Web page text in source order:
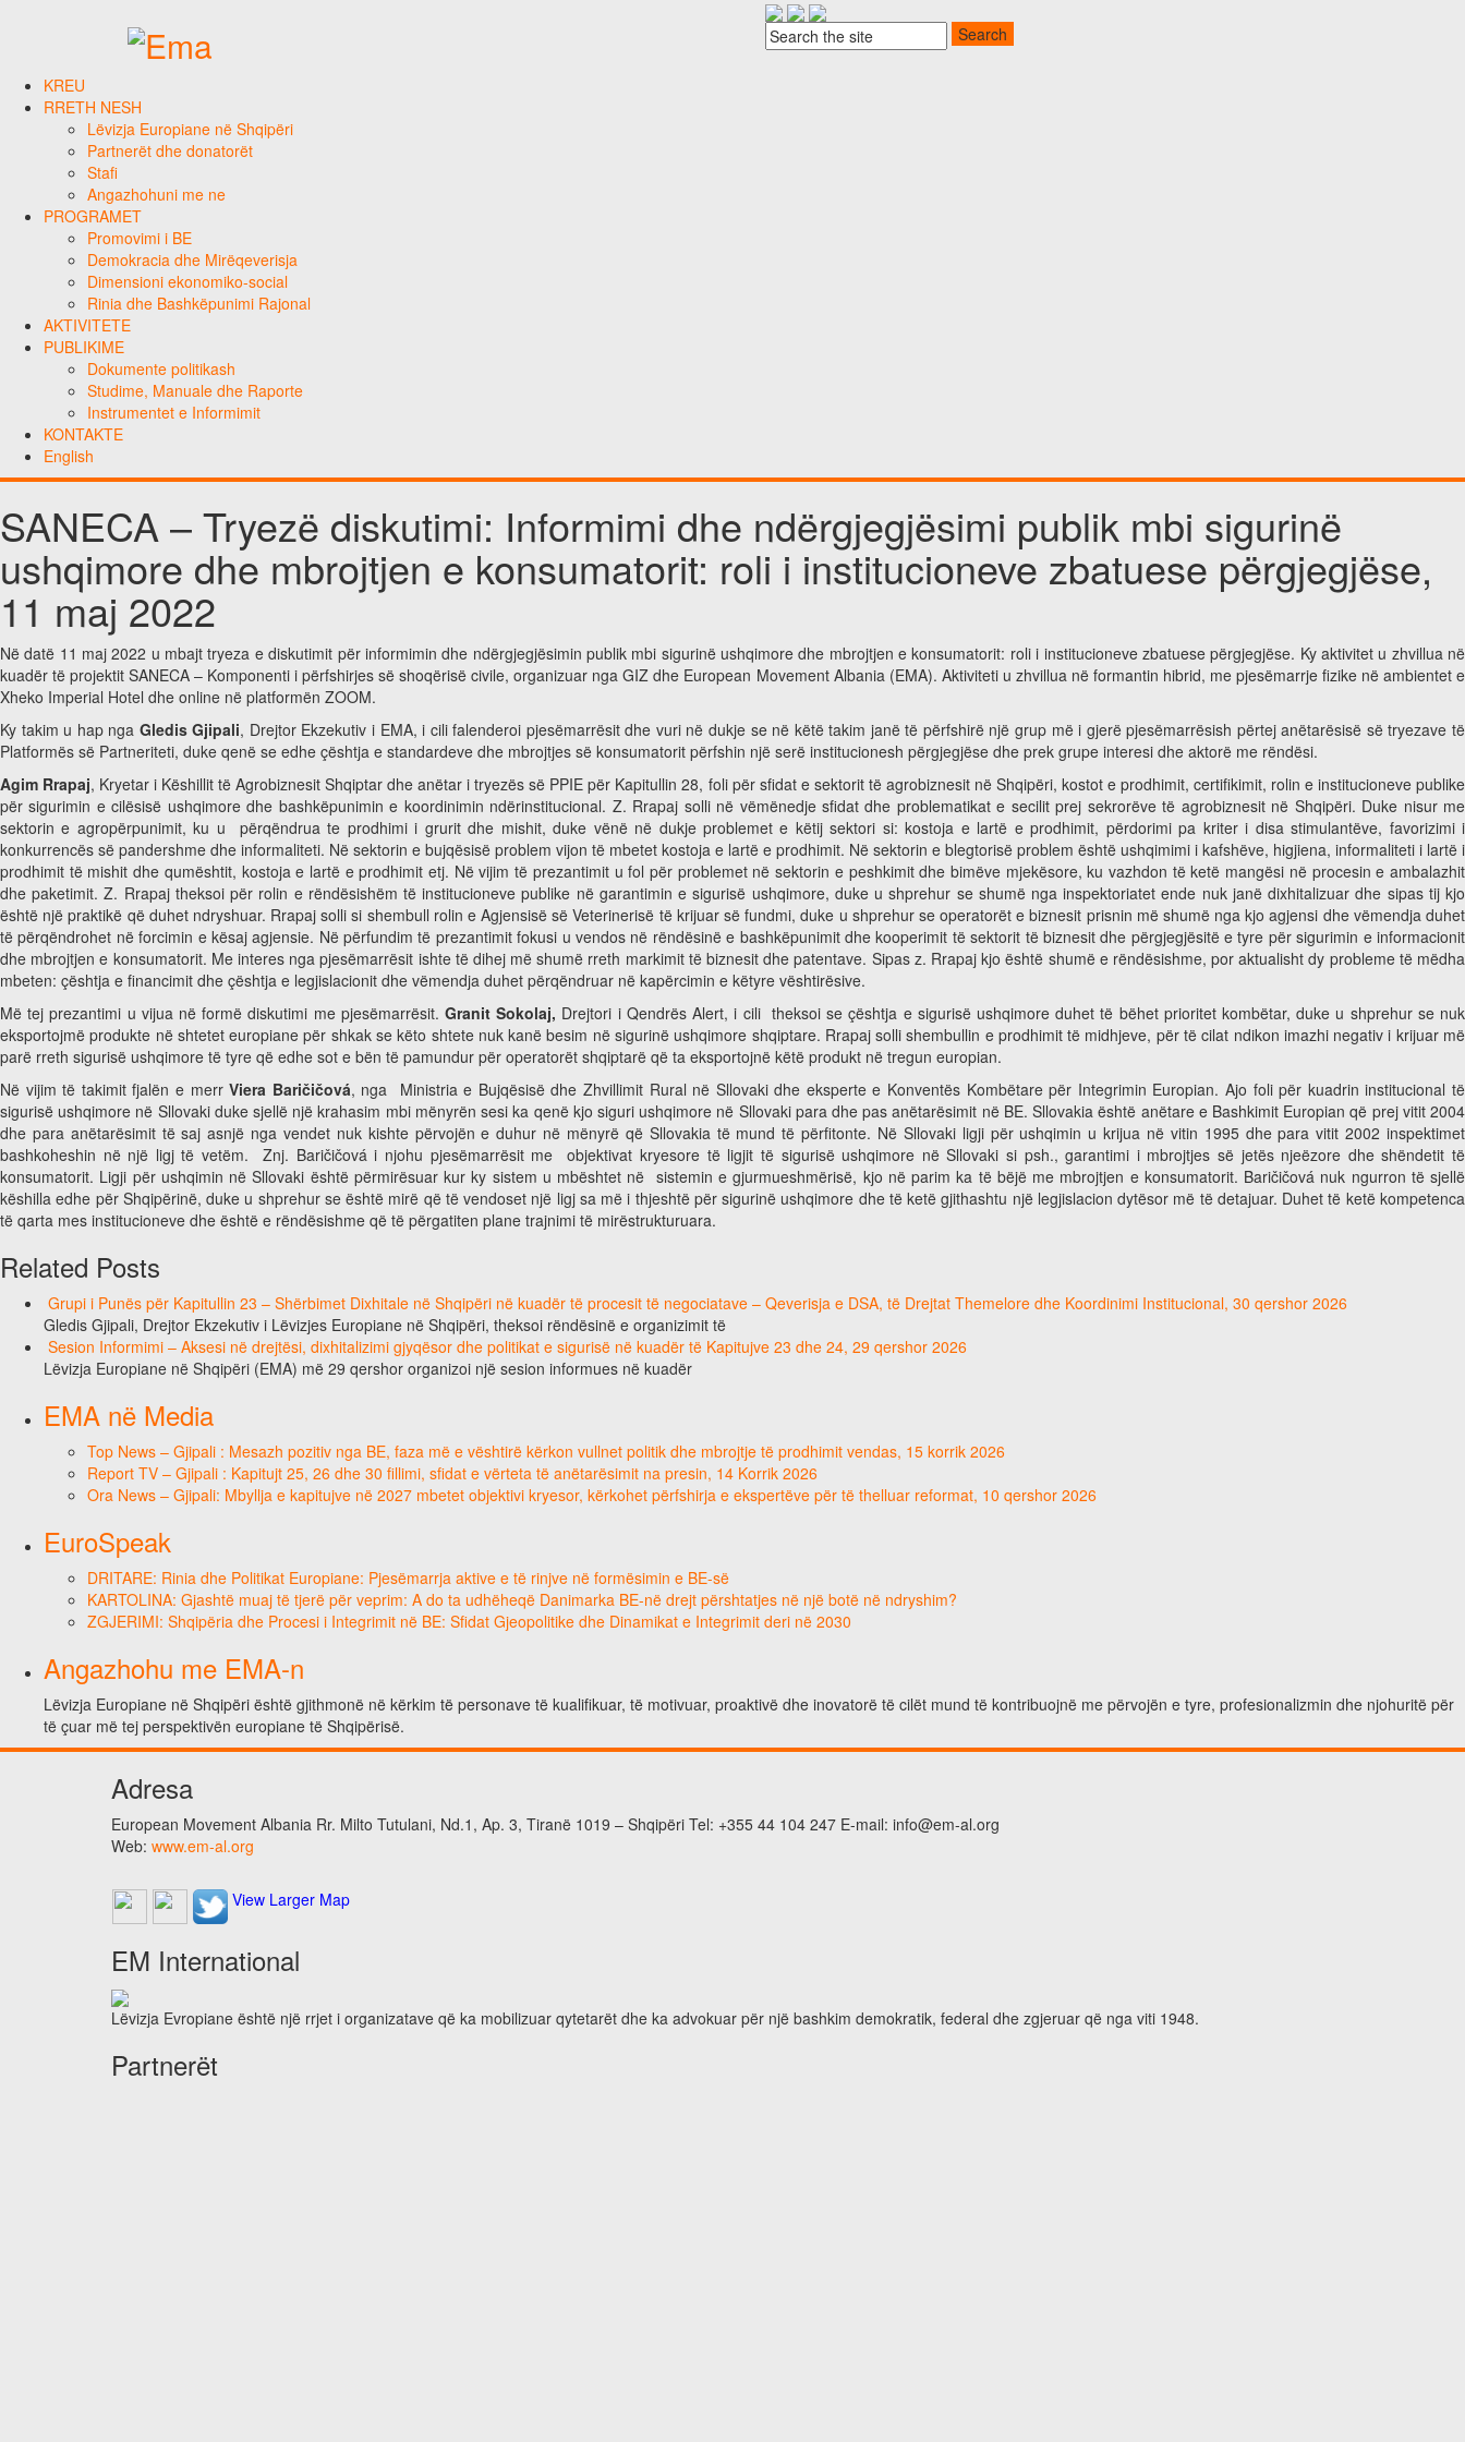
KREU
RRETH NESH
Lëvizja Europiane në Shqipëri
Partnerët dhe donatorët
Stafi
Angazhohuni me ne
PROGRAMET
Promovimi i BE
Demokracia dhe Mirëqeverisja
Dimensioni ekonomiko-social
Rinia dhe Bashkëpunimi Rajonal
AKTIVITETE
PUBLIKIME
Dokumente politikash
Studime, Manuale dhe Raporte
Instrumentet e Informimit
KONTAKTE
English
SANECA – Tryezë diskutimi: Informimi dhe ndërgjegjësimi publik mbi sigurinë
ushqimore dhe mbrojtjen e konsumatorit: roli i institucioneve zbatuese përgjegjëse,
11 maj 2022
Në datë 11 maj 2022 u mbajt tryeza e diskutimit për informimin dhe ndërgjegjësimin publik mbi sigurinë ushqimore dhe mbrojtjen e konsumatorit: roli i institucioneve zbatuese përgjegjëse. Ky aktivitet u zhvillua në
kuadër të projektit SANECA – Komponenti i përfshirjes së shoqërisë civile, organizuar nga GIZ dhe European Movement Albania (EMA). Aktiviteti u zhvillua në formantin hibrid, me pjesëmarrje fizike në ambientet e
Xheko Imperial Hotel dhe online në platformën ZOOM.
Ky takim u hap nga Gledis Gjipali, Drejtor Ekzekutiv i EMA, i cili falenderoi pjesëmarrësit dhe vuri në dukje se në këtë takim janë të përfshirë një grup më i gjerë pjesëmarrësish përtej anëtarësisë së tryezave të
Platformës së Partneriteti, duke qenë se edhe çështja e standardeve dhe mbrojtjes së konsumatorit përfshin një serë institucionesh përgjegjëse dhe prek grupe interesi dhe aktorë me rëndësi.
Agim Rrapaj, Kryetar i Këshillit të Agrobiznesit Shqiptar dhe anëtar i tryezës së PPIE për Kapitullin 28, foli për sfidat e sektorit të agrobiznesit në Shqipëri, kostot e prodhimit, certifikimit, rolin e institucioneve publike
për sigurimin e cilësisë ushqimore dhe bashkëpunimin e koordinimin ndërinstitucional. Z. Rrapaj solli në vëmënedje sfidat dhe problematikat e secilit prej sekrorëve të agrobiznesit në Shqipëri. Duke nisur me
sektorin e agropërpunimit, ku u përqëndrua te prodhimi i grurit dhe mishit, duke vënë në dukje problemet e këtij sektori si: kostoja e lartë e prodhimit, përdorimi pa kriter i disa stimulantëve, favorizimi i
konkurrencës së pandershme dhe informaliteti. Në sektorin e bujqësisë problem vijon të mbetet kostoja e lartë e prodhimit. Në sektorin e blegtorisë problem është ushqimimi i kafshëve, higjiena, informaliteti i lartë i
prodhimit të mishit dhe qumështit, kostoja e lartë e prodhimit etj. Në vijim të prezantimit u fol për problemet në sektorin e peshkimit dhe bimëve mjekësore, ku vazhdon të ketë mangësi në procesin e ambalazhit
dhe paketimit. Z. Rrapaj theksoi për rolin e rëndësishëm të institucioneve publike në garantimin e sigurisë ushqimore, duke u shprehur se shumë nga inspektoriatet ende nuk janë dixhitalizuar dhe sipas tij kjo
është një praktikë që duhet ndryshuar. Rrapaj solli si shembull rolin e Agjensisë së Veterinerisë të krijuar së fundmi, duke u shprehur se operatorët e biznesit prisnin më shumë nga kjo agjensi dhe vëmendja duhet
të përqëndrohet në forcimin e kësaj agjensie. Në përfundim të prezantimit fokusi u vendos në rëndësinë e bashkëpunimit dhe kooperimit të sektorit të biznesit dhe përgjegjësitë e tyre për sigurimin e informacionit
dhe mbrojtjen e konsumatorit. Me interes nga pjesëmarrësit ishte të dihej më shumë rreth markimit të biznesit dhe patentave. Sipas z. Rrapaj kjo është shumë e rëndësishme, por aktualisht dy probleme të mëdha
mbeten: çështja e financimit dhe çështja e legjislacionit dhe vëmendja duhet përqëndruar në kapërcimin e këtyre vështirësive.
Më tej prezantimi u vijua në formë diskutimi me pjesëmarrësit.Granit Sokolaj, Drejtori i Qendrës Alert, i cili theksoi se çështja e sigurisë ushqimore duhet të bëhet prioritet kombëtar, duke u shprehur se nuk
eksportojmë produkte në shtetet europiane për shkak se këto shtete nuk kanë besim në sigurinë ushqimore shqiptare. Rrapaj solli shembullin e prodhimit të midhjeve, për të cilat ndikon imazhi negativ i krijuar më
parë rreth sigurisë ushqimore të tyre që edhe sot e bën të pamundur për operatorët shqiptarë që ta eksportojnë këtë produkt në tregun europian.
Në vijim të takimit fjalën e merrViera Baričičová, nga Ministria e Bujqësisë dhe Zhvillimit Rural në Sllovaki dhe eksperte e Konventës Kombëtare për Integrimin Europian. Ajo foli për kuadrin institucional të
sigurisë ushqimore në Sllovaki duke sjellë një krahasim mbi mënyrën sesi ka qenë kjo siguri ushqimore në Sllovaki para dhe pas anëtarësimit në BE. Sllovakia është anëtare e Bashkimit Europian që prej vitit 2004
dhe para anëtarësimit të saj asnjë nga vendet nuk kishte përvojën e duhur në mënyrë që Sllovakia të mund të përfitonte. Në Sllovaki ligji për ushqimin u krijua në vitin 1995 dhe para vitit 2002 inspektimet
bashkoheshin në një ligj të vetëm. Znj. Baričičová i njohu pjesëmarrësit me objektivat kryesore të ligjit të sigurisë ushqimore në Sllovaki si psh., garantimi i mbrojtjes së jetës njeëzore dhe shëndetit të
konsumatorit. Ligji për ushqimin në Sllovaki është përmirësuar kur ky sistem u mbështet në sistemin e gjurmueshmërisë, kjo në parim ka të bëjë me mbrojtjen e konsumatorit. Baričičová nuk ngurron të sjellë
këshilla edhe për Shqipërinë, duke u shprehur se është mirë që të vendoset një ligj sa më i thjeshtë për sigurinë ushqimore dhe të ketë gjithashtu një legjislacion dytësor më të detajuar. Duhet të ketë kompetenca
të qarta mes institucioneve dhe është e rëndësishme që të përgatiten plane trajnimi të mirëstrukturuara.
Related Posts
Grupi i Punës për Kapitullin 23 – Shërbimet Dixhitale në Shqipëri në kuadër të procesit të negociatave – Qeverisja e DSA, të Drejtat Themelore dhe Koordinimi Institucional, 30 qershor 2026
Gledis Gjipali, Drejtor Ekzekutiv i Lëvizjes Europiane në Shqipëri, theksoi rëndësinë e organizimit të
Sesion Informimi – Aksesi në drejtësi, dixhitalizimi gjyqësor dhe politikat e sigurisë në kuadër të Kapitujve 23 dhe 24, 29 qershor 2026
Lëvizja Europiane në Shqipëri (EMA) më 29 qershor organizoi një sesion informues në kuadër
EMA në Media
Top News – Gjipali : Mesazh pozitiv nga BE, faza më e vështirë kërkon vullnet politik dhe mbrojtje të prodhimit vendas, 15 korrik 2026
Report TV – Gjipali : Kapitujt 25, 26 dhe 30 fillimi, sfidat e vërteta të anëtarësimit na presin, 14 Korrik 2026
Ora News – Gjipali: Mbyllja e kapitujve në 2027 mbetet objektivi kryesor, kërkohet përfshirja e ekspertëve për të thelluar reformat, 10 qershor 2026
EuroSpeak
DRITARE: Rinia dhe Politikat Europiane: Pjesëmarrja aktive e të rinjve në formësimin e BE-së
KARTOLINA: Gjashtë muaj të tjerë për veprim: A do ta udhëheqë Danimarka BE-në drejt përshtatjes në një botë në ndryshim?
ZGJERIMI: Shqipëria dhe Procesi i Integrimit në BE: Sfidat Gjeopolitike dhe Dinamikat e Integrimit deri në 2030
Angazhohu me EMA-n
Lëvizja Europiane në Shqipëri është gjithmonë në kërkim të personave të kualifikuar, të motivuar, proaktivë dhe inovatorë të cilët mund të kontribuojnë me përvojën e tyre, profesionalizmin dhe njohuritë për
të çuar më tej perspektivën europiane të Shqipërisë.
Adresa
European Movement Albania Rr. Milto Tutulani, Nd.1, Ap. 3, Tiranë 1019 – Shqipëri Tel: +355 44 104 247 E-mail: info@em-al.org
Web: www.em-al.org
View Larger Map
EM International
Lëvizja Evropiane është një rrjet i organizatave që ka mobilizuar qytetarët dhe ka advokuar për një bashkim demokratik, federal dhe zgjeruar që nga viti 1948.
Partnerët